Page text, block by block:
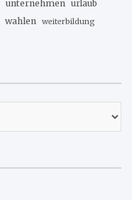
unternehmen urlaub
wahlen weiterbildung